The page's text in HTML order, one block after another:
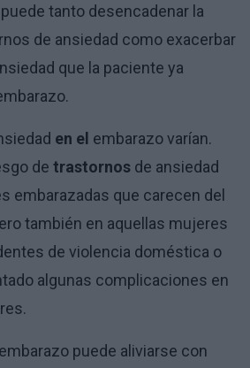
tanto desencadenar la
de ansiedad como exacerbar
que la paciente ya
en el embarazo varían.
de trastornos de ansiedad
embarazadas que carecen del
también en aquellas mujeres
de violencia doméstica o
algunas complicaciones en
embarazo puede aliviarse con